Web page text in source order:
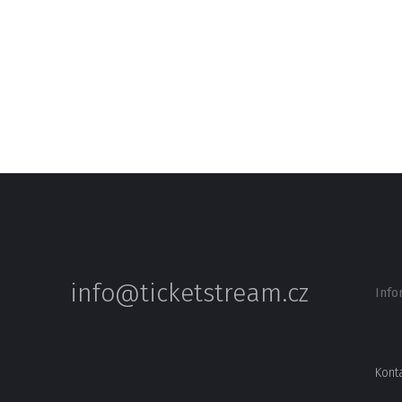
info@ticketstream.cz